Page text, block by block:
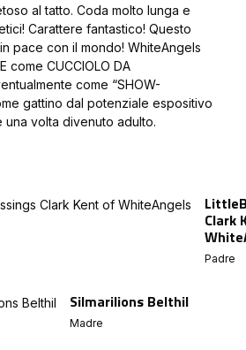
al tatto. Coda molto lunga e
Carattere fantastico! Questo
pace con il mondo! WhiteAngels
come CUCCIOLO DA
come “SHOW-
gattino dal potenziale espositivo
una volta divenuto adulto.
Clark
Padre
Silmarilions Belthil
Madre